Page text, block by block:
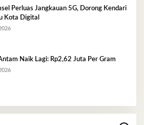
Perluas Jangkauan 5G, Dorong Kendari
Kota Digital
Naik Lagi: Rp2,62 Juta Per Gram